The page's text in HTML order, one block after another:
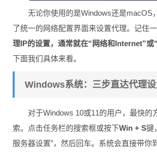
无论你使用的是Windows还是macOS
了统一的网络配置界面来设置代理。记住一
理IP的设置，通常就在“网络和Internet”或
下面我们具体来看。
Windows系统：三步直达代理
对于Windows 10或11的用户，最快的
索。点击任务栏的搜索框或按下Win + S键
服务器设置”，然后回车。系统会直接带你